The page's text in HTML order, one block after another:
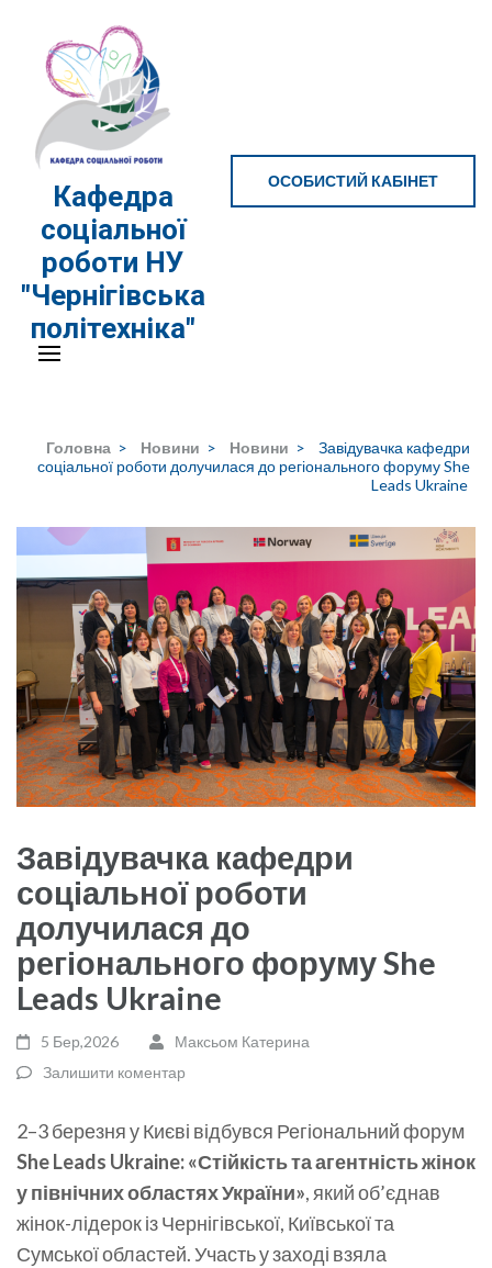
вмісту
(натисніть
Enter)
Кафедра
соціальної
роботи НУ
"Чернігівська
політехніка"
ОСОБИСТИЙ КАБІНЕТ
Головна > Новини > Новини >
Завідувачка кафедри
соціальної роботи долучилася до регіонального форуму She
Leads Ukraine
Завідувачка кафедри
соціальної роботи
долучилася до
регіонального форуму She
Leads Ukraine
5 Бер,2026
Максьом Катерина
Залишити коментар
2–3 березня у Києві відбувся Регіональний форум
She Leads Ukraine: «Стійкість та агентність жінок
у північних областях України», який об’єднав
жінок-лідерок із Чернігівської, Київської та
Сумської областей. Участь у заході взяла